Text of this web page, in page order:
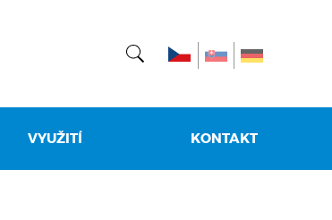
VYUŽITÍ KONTAKT